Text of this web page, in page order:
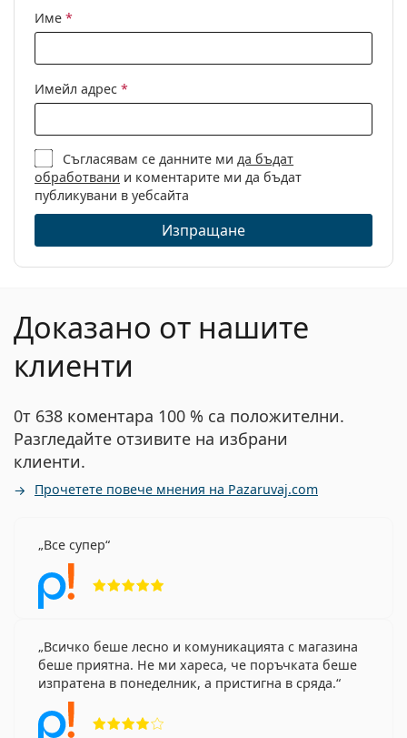
Име *
Имейл адрес *
Съгласявам се данните ми да бъдат
обработвани и коментарите ми да бъдат
публикувани в уебсайта
Изпращане
Доказано от нашите
клиенти
0т 638 коментара 100 % са положителни.
Разгледайте отзивите на избрани
клиенти.
Прочетете повече мнения на Pazaruvaj.com
Все супер
Всичко беше лесно и комуникацията с магазина
беше приятна. Не ми хареса, че поръчката беше
изпратена в понеделник, а пристигна в сряда.